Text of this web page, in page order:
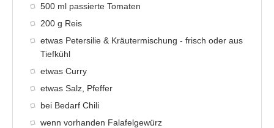
500 ml passierte Tomaten
200 g Reis
etwas Petersilie & Kräutermischung - frisch oder aus
Tiefkühl
etwas Curry
etwas Salz, Pfeffer
bei Bedarf Chili
wenn vorhanden Falafelgewürz